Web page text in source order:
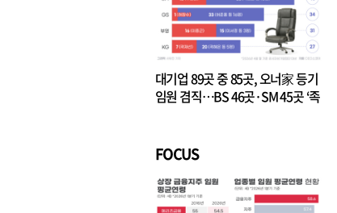
대기업 89곳 중 85곳, 오너家 등기
임원 겸직…BS 46곳·SM 45곳 ‘족
FOCUS